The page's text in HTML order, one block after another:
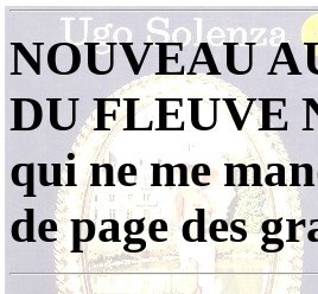
NOUVEAU
DU FLEUVE
qui ne me
de page des